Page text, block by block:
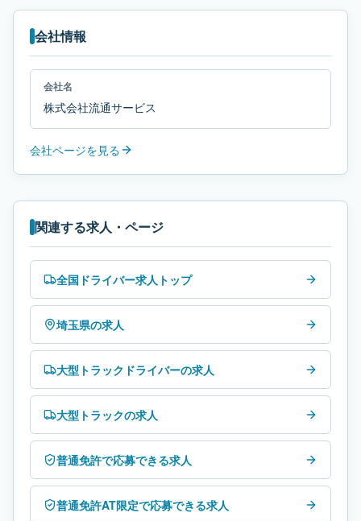
会社情報
会社名
株式会社流通サービス
会社ページを見る
関連する求人・ページ
全国ドライバー求人トップ
埼玉県の求人
大型トラックドライバーの求人
大型トラックの求人
普通免許で応募できる求人
普通免許AT限定で応募できる求人